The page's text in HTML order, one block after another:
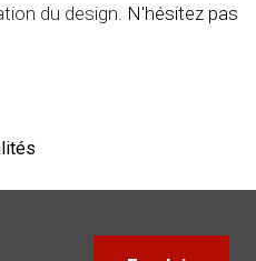
du design. N'hésitez pas